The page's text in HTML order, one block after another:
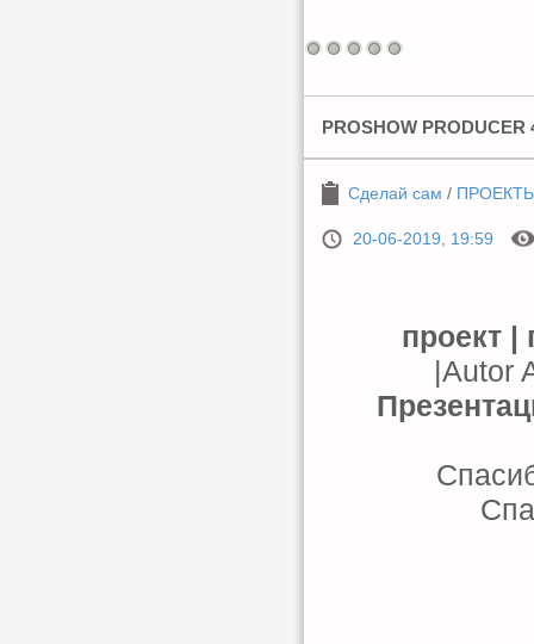
PROSHOW
Сделай сам / ПРОЕКТЫ
20-06-2019, 19:59
проект
|Autor